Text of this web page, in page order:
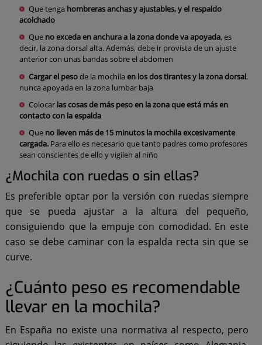
Que tenga hombreras anchas y ajustables, y elrespaldo
acolchado
Que no exceda en anchura a la zona donde va apoyada, es
decir, la zona dorsal alta. Además, debe ir provista de un ajuste
anterior con unas bandas sobre el abdomen
Cargar el pesode la mochila en los dos tirantes y la zona dorsal,
nunca apoyada en la zona lumbar baja
Colocar las cosas de más peso en la zona que está más en
contacto con la espalda
Queno lleven más de 15 minutos la mochila excesivamente
cargada. Para ello es necesario que tanto padres como profesores
sean conscientes de ello y vigilen al niño
¿Mochila con ruedas o sin ellas?
Es preferible optar por la versión con ruedas siempre
que se pueda ajustar a la altura del pequeño,
consiguiendo que la empuje con comodidad. En este
caso se debe caminar con la espalda recta sin que se
curve.
¿Cuánto peso es recomendable
llevar en la mochila?
En España no existe una normativa al respecto, pero